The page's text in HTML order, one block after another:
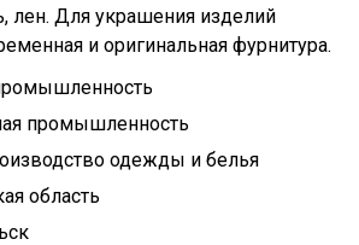
лен. Для украшения изделий
и оригинальная фурнитура.
промышленность
одежды и белья
область